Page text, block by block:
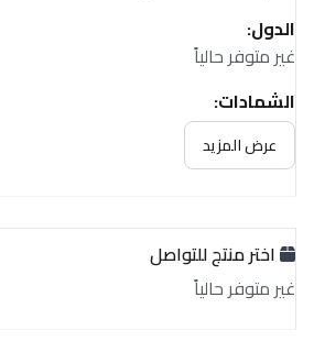
الدول:
غير متوفر حالياً
الشهادات:
غير متوفر حالياً
عرض المزيد
اختر منتج للتواصل
غير متوفر حالياً